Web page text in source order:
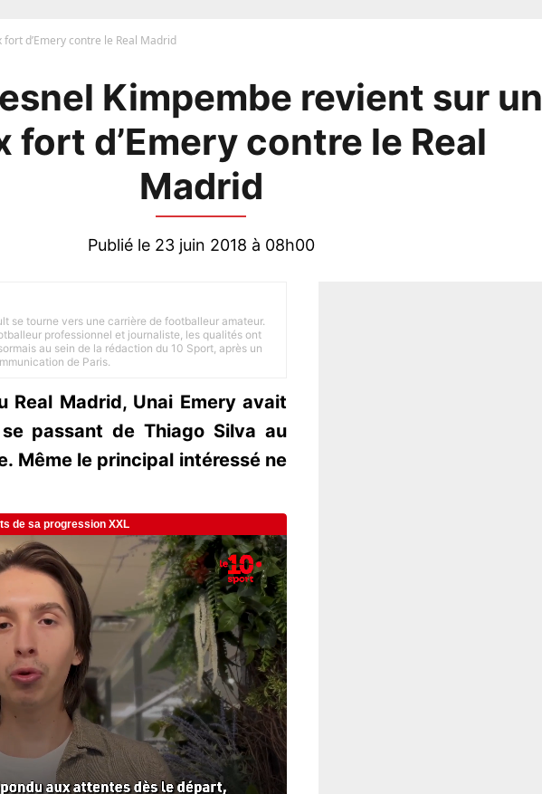
d’Emery contre le Real Madrid
Kimpembe revient sur un
fort d’Emery contre le Real
Madrid
Publié le 23 juin 2018 à 08h00
se tourne vers une carrière de footballeur amateur.
professionnel et journaliste, les qualités ont
au sein de la rédaction du 10 Sport, après un
de Paris.
Real Madrid, Unai Emery avait
passant de Thiago Silva au
Même le principal intéressé ne